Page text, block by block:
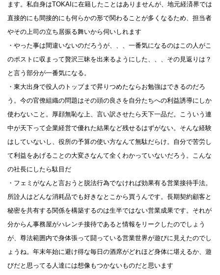
ます。私自身はTOKAIに在籍したことはありませんが、地元経済界では
直接的にも間接的にも何らかの形で関わることが多くなるため、担当者
やその上司の立ち居振る舞いから伺いしれます
・やった事は間違いないのだろうが、、、一番気になるのはこの人がこ
のポストに収まって贅沢三昧を出来るようにした、、、その見返りは？
と言う部分が一番気になる。
・東大出身で役人のトップまで昇りつめたならお勉強はできるのだろ
う。今の官僚組織の問題はその頭の良さを自分たちへの利益誘導にしか
使わないこと。厚顔無恥な上、言い訳させたら天下一品だ。こういう連
中が天下って企業経営で優れた結果など残せるはずがない。そんな経験
はしていないし、役所の予算の使い方なんて無駄だらけ。自分で苦労し
て利益をあげることの大変さなんて全くわかっていないだろう。こんな
の社長にしたら駄目だ
・フェミがなんと言おうと脱法行為でなければ効果有る営業接待手法。
所詮人はどんな消耗品でも好きなとこから買うんです。長期契約顧客と
秘密を共有する関係を構築するのは生半ではない営業成果です。それが
分からん事務屋がハレンチ接待であると情報をリークしたのでしょう
が、尊法範囲内で身体張って闘っている営業世界が遊びに見えたのでし
ょうね。年末年始に避け得な毎日の酒席がどれほど身体に堪えるか、遊
びだと思ってる人達には想像もつかないものだと思います